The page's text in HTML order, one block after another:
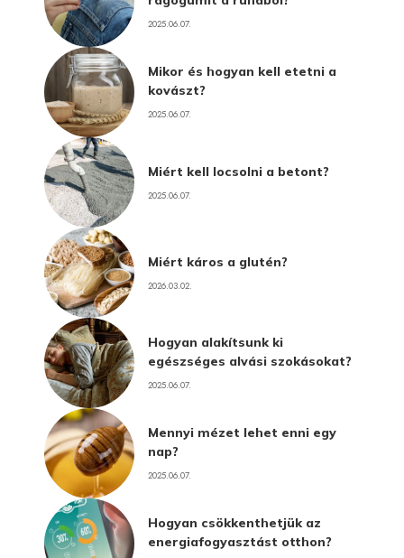
2025.06.07.
Mikor és hogyan kell etetni a
kovászt?
2025.06.07.
Miért kell locsolni a betont?
2025.06.07.
Miért káros a glutén?
2026.03.02.
Hogyan alakítsunk ki
egészséges alvási szokásokat?
2025.06.07.
Mennyi mézet lehet enni egy
nap?
2025.06.07.
Hogyan csökkenthetjük az
energiafogyasztást otthon?